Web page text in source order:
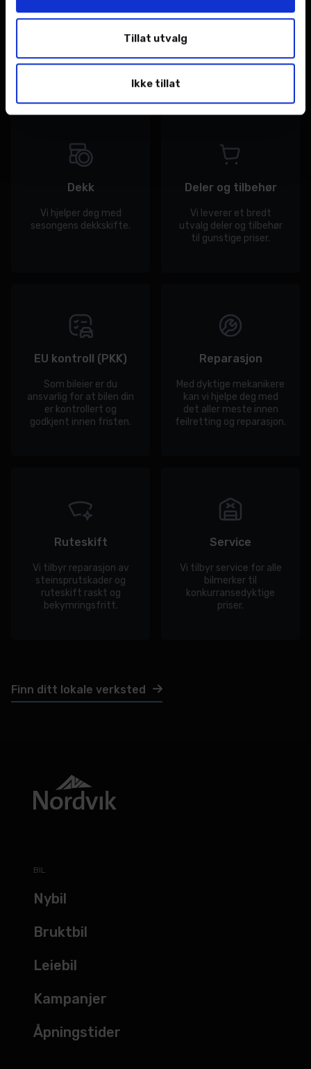
Tillat utvalg
Ikke tillat
lakkverksteder som tar
bilen din.
sesongens dekkskifte.
Dekk
Vi hjelper deg med
sesongens dekkskifte.
Deler og tilbehør
Vi leverer et bredt
utvalg deler og tilbehør
til gunstige priser.
EU kontroll (PKK)
Som bileier er du
ansvarlig for at bilen din
er kontrollert og
godkjent innen fristen.
Reparasjon
Med dyktige mekanikere
kan vi hjelpe deg med
det aller meste innen
feilretting og reparasjon.
Ruteskift
Vi tilbyr reparasjon av
steinsprutskader og
ruteskift raskt og
bekymringsfritt.
Service
Vi tilbyr service for alle
bilmerker til
konkurransedyktige
priser.
Finn ditt lokale verksted
BIL
Nybil
Bruktbil
Leiebil
Kampanjer
Åpningstider